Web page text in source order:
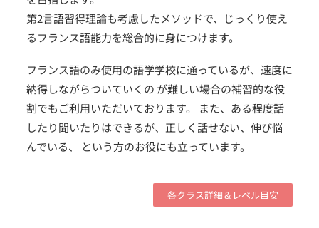
第2言語習得理論も考慮したメソッドで、じっくり使え
るフランス語能力を総合的に身につけます。
フランス語のみ使用の語学学校に通っているが、速度に
納得しながらついていくの が難しい場合の補習的な役
割でもご利用いただいております。 また、ある程度話
したり聞いたりはできるが、正しく話せない、伸び悩
んでいる、 という方のお役にも立っています。
各クラス詳細＆レベル目安